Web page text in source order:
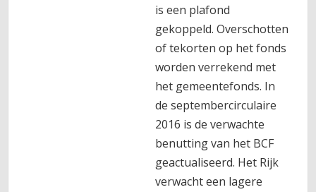
is een plafond
gekoppeld. Overschotten
of tekorten op het fonds
worden verrekend met
het gemeentefonds. In
de septembercirculaire
2016 is de verwachte
benutting van het BCF
geactualiseerd. Het Rijk
verwacht een lagere